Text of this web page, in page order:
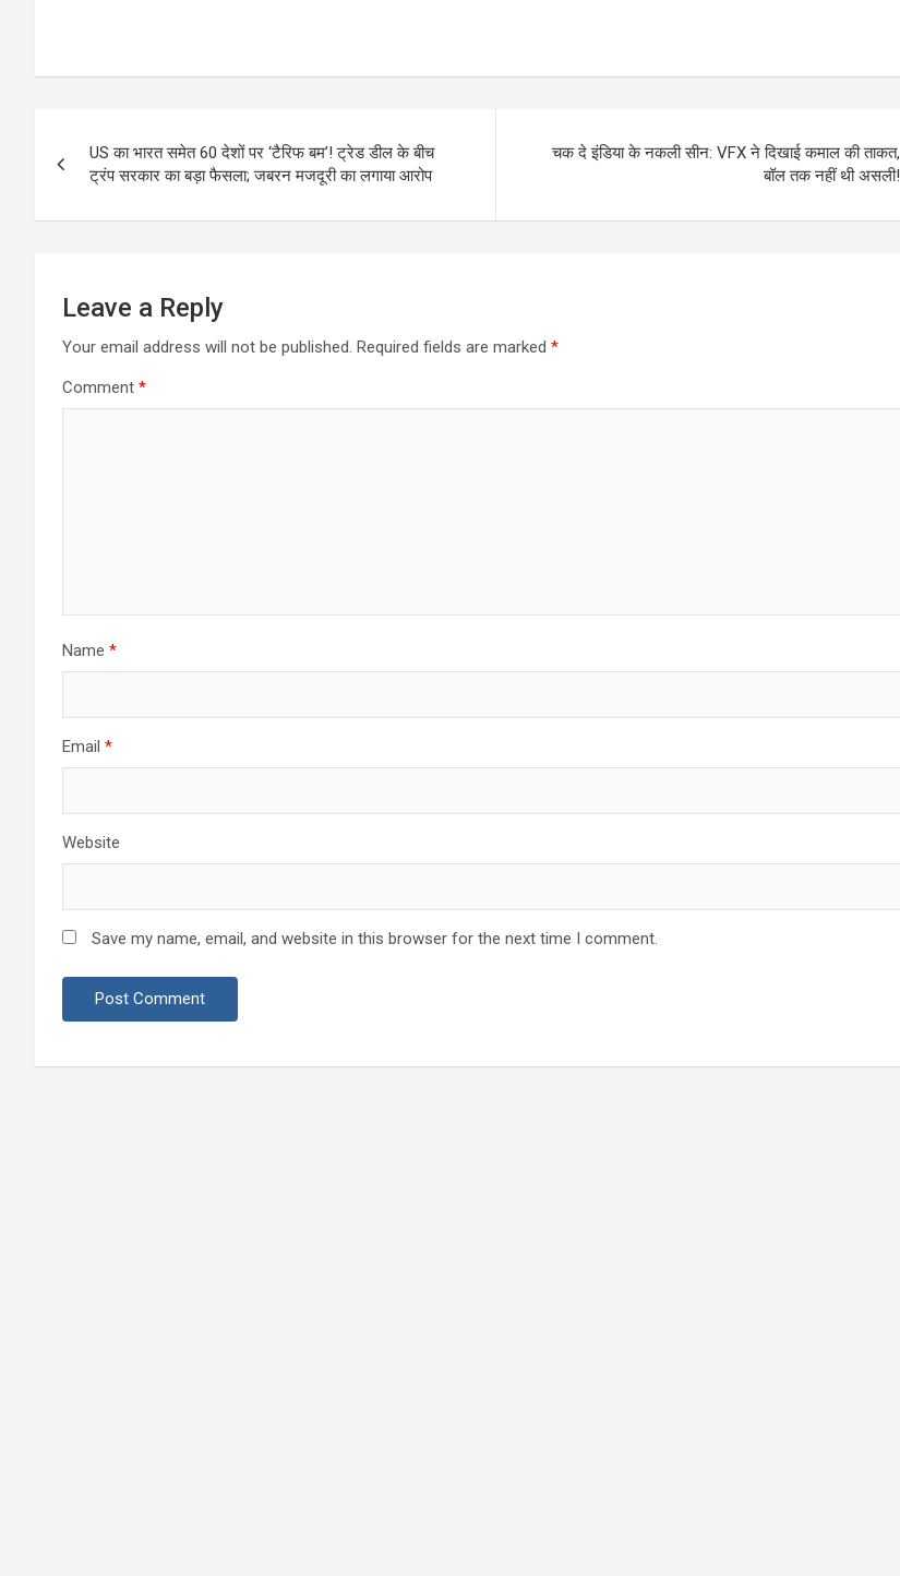
navigation
US का भारत समेत 60 देशों पर ‘टैरिफ बम’! ट्रेड डील के बीच
ट्रंप सरकार का बड़ा फैसला; जबरन मजदूरी का लगाया आरोप
चक दे इंडिया के नकली सीन: VFX ने दिखाई कमाल की ताकत,
बॉल तक नहीं थी असली!
Leave a Reply
Your email address will not be published. Required fields are marked *
Comment *
Name *
Email *
Website
Save my name, email, and website in this browser for the next time I comment.